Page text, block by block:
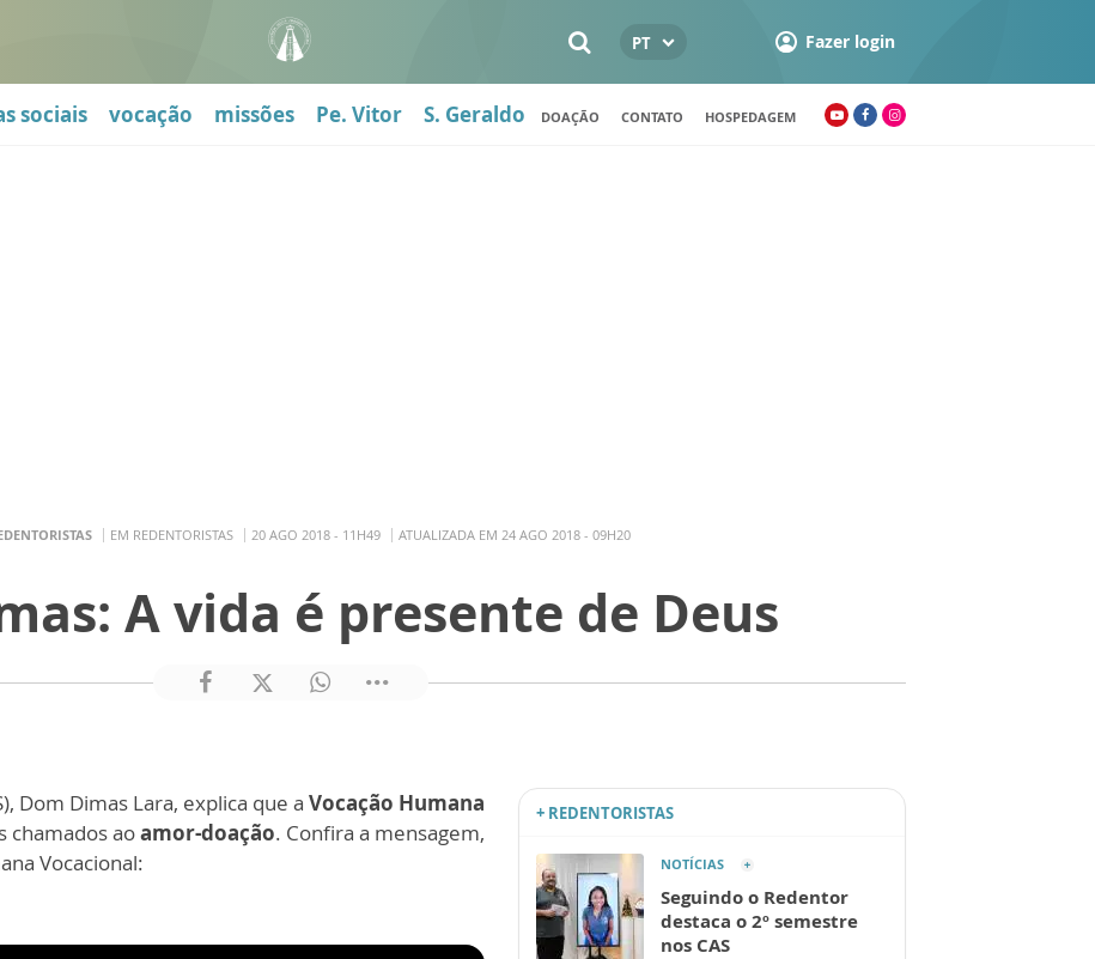
PT Fazer login
sociais vocação missões Pe. Vitor S. Geraldo DOAÇÃO CONTATO HOSPEDAGEM
EM REDENTORISTAS 20 AGO 2018 - 11H49 ATUALIZADA EM 24 AGO 2018 - 09H20
A vida é presente de Deus
Dom Dimas Lara, explica que a Vocação Humana
chamados aoamor-doação. Confira a mensagem,
Vocacional:
+ REDENTORISTAS
NOTÍCIAS
Seguindo o Redentor
destaca o 2º semestre
nos CAS